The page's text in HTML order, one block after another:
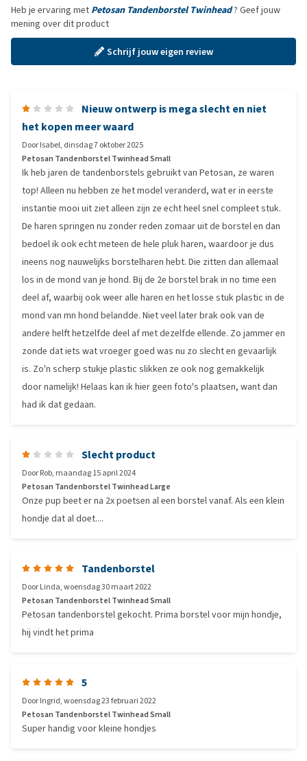
Heb je ervaring met Petosan Tandenborstel Twinhead? Geef jouw
mening over dit product
Schrijf jouw eigen review
Nieuw ontwerp is mega slecht en niet
het kopen meer waard
DoorIsabel, dinsdag 7 oktober 2025
Petosan Tandenborstel Twinhead Small
Ik heb jaren de tandenborstels gebruikt van Petosan, ze waren
top! Alleen nu hebben ze het model veranderd, wat er in eerste
instantie mooi uit ziet alleen zijn ze echt heel snel compleet stuk.
De haren springen nu zonder reden zomaar uit de borstel en dan
bedoel ik ook echt meteen de hele pluk haren, waardoor je dus
ineens nog nauwelijks borstelharen hebt. Die zitten dan allemaal
los in de mond van je hond. Bij de 2e borstel brak in no time een
deel af, waarbij ook weer alle haren en het losse stuk plastic in de
mond van mn hond belandde. Niet veel later brak ook van de
andere helft hetzelfde deel af met dezelfde ellende. Zo jammer en
zonde dat iets wat vroeger goed was nu zo slecht en gevaarlijk
is. Zo'n scherp stukje plastic slikken ze ook nog gemakkelijk
door namelijk! Helaas kan ik hier geen foto's plaatsen, want dan
had ik dat gedaan.
Slecht product
DoorRob, maandag 15 april 2024
Petosan Tandenborstel Twinhead Large
Onze pup beet er na 2x poetsen al een borstel vanaf. Als een klein
hondje dat al doet....
Tandenborstel
DoorLinda,woensdag 30 maart 2022
Petosan Tandenborstel Twinhead Small
Petosan tandenborstel gekocht. Prima borstel voor mijn hondje,
hij vindt het prima
5
DoorIngrid,woensdag 23 februari 2022
Petosan Tandenborstel Twinhead Small
Super handig voor kleine hondjes